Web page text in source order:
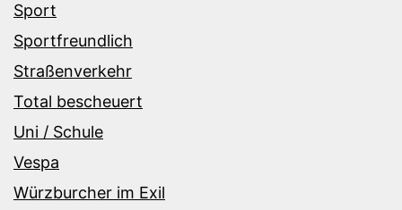
Sport
Sportfreundlich
Straßenverkehr
Total bescheuert
Uni / Schule
Vespa
Würzburcher im Exil